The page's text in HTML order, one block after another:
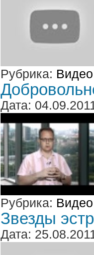
Рубрика: Видео
Дата:
Рубрика: Видео
Звезды
Дата: